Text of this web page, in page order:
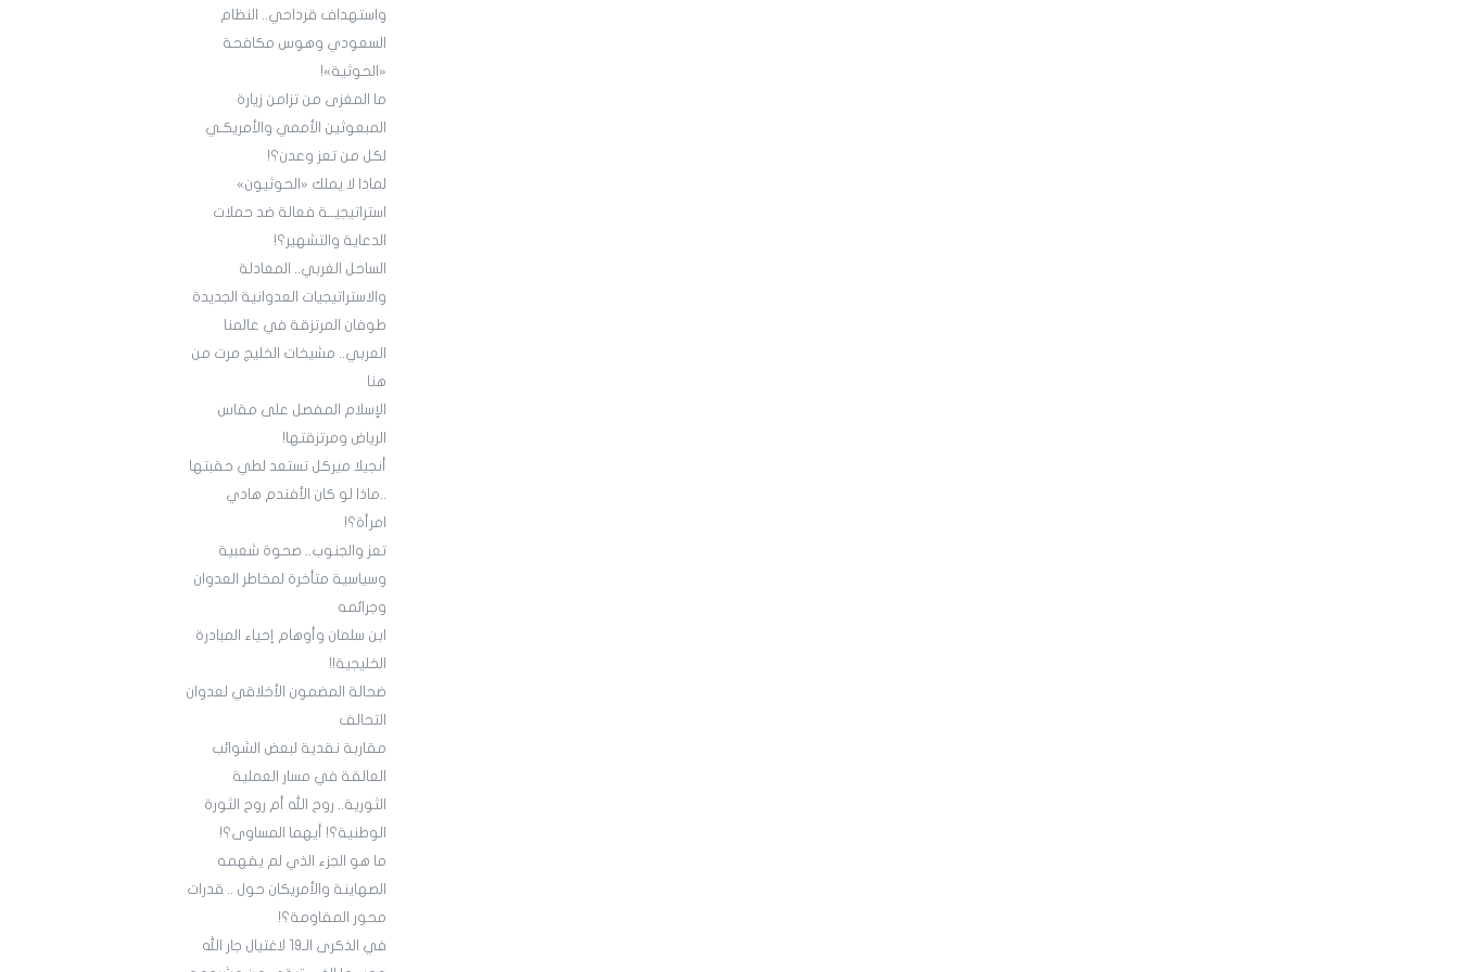
واستهداف قرداحي.. النظام
السعودي وهوس مكافحة
«الحوثية»!
ما المغزى من تزامن زيارة
المبعوثين الأممي والأمريكـي
لكل من تعز وعدن؟!
لماذا لا يملك «الحوثيون»
استراتيجيــة فعالة ضد حملات
الدعاية والتشهير؟!
الساحل الغربي.. المعادلة
والاستراتيجيات العدوانية الجديدة
طوفان المرتزقة في عالمنا
العربي.. مشيخات الخليج مرت من
هنا
الإسلام المفصل على مقاس
الرياض ومرتزقتها!
أنجيلا ميركل تستعد لطي حقبتها
..ماذا لو كان الأفندم هادي
امرأة؟!
تعز والجنوب.. صحوة شعبية
وسياسية متأخرة لمخاطر العدوان
وجرائمه
ابن سلمان وأوهام إحياء المبادرة
الخليجية!!
ضحالة المضمون الأخلاقي لعدوان
التحالف
مقاربة نقدية لبعض الشوائب
العالقة في مسار العملية
الثورية.. روح الله أم روح الثورة
الوطنية؟! أيهما المساوى؟!
ما هو الجزء الذي لم يفهمه
الصهاينة والأمريكان حول .. قدرات
محور المقاومة؟!
في الذكرى الـ19 لاغتيال جار الله